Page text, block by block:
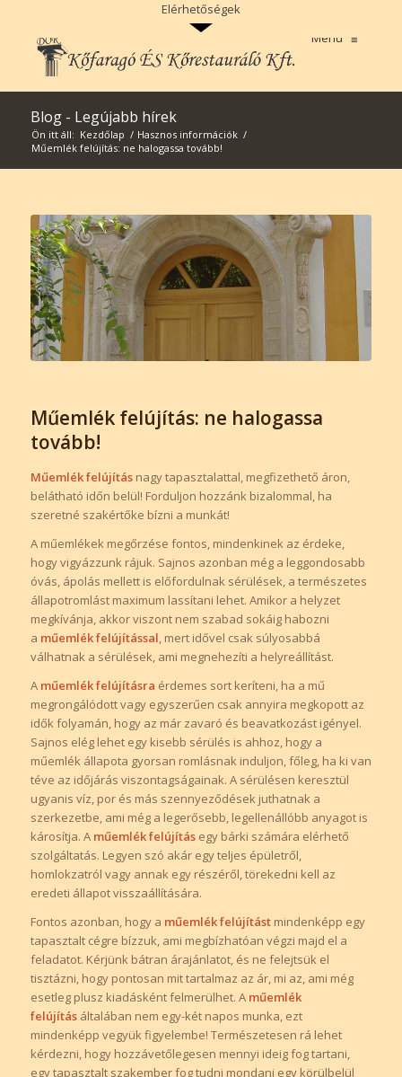
Menu≡
Blog - Legújabb hírek
Ön itt áll: Kezdőlap / Hasznos információk /
Műemlék felújítás: ne halogassa tovább!
Műemlék felújítás: ne halogassa
tovább!
Műemlék felújításnagy tapasztalattal, megfizethető áron,
belátható időn belül! Forduljon hozzánk bizalommal, ha
szeretné szakértőke bízni a munkát!
A műemlékek megőrzése fontos, mindenkinek az érdeke,
hogy vigyázzunk rájuk. Sajnos azonban még a leggondosabb
óvás, ápolás mellett is előfordulnak sérülések, a természetes
állapotromlást maximum lassítani lehet. Amikor a helyzet
megkívánja, akkor viszont nem szabad sokáig habozni
a műemlék felújítással, mert idővel csak súlyosabbá
válhatnak a sérülések, ami megnehezíti a helyreállítást.
Aműemlék felújításra érdemes sort keríteni, ha a mű
megrongálódott vagy egyszerűen csak annyira megkopott az
idők folyamán, hogy az már zavaró és beavatkozást igényel.
Sajnos elég lehet egy kisebb sérülés is ahhoz, hogy a
műemlék állapota gyorsan romlásnak induljon, főleg, ha ki van
téve az időjárás viszontagságainak. A sérülésen keresztül
ugyanis víz, por és más szennyeződések juthatnak a
szerkezetbe, ami még a legerősebb, legellenállóbb anyagot is
károsítja. A műemlék felújításegy bárki számára elérhető
szolgáltatás. Legyen szó akár egy teljes épületről,
homlokzatról vagy annak egy részéről, törekedni kell az
eredeti állapot visszaállítására.
Fontos azonban, hogy a műemlék felújítástmindenképp egy
tapasztalt cégre bízzuk, ami megbízhatóan végzi majd el a
feladatot. Kérjünk bátran árajánlatot, és ne felejtsük el
tisztázni, hogy pontosan mit tartalmaz az ár, mi az, ami még
esetleg plusz kiadásként felmerülhet. A műemlék
felújításáltalában nem egy-két napos munka, ezt
mindenképp vegyük figyelembe! Természetesen rá lehet
kérdezni, hogy hozzávetőlegesen mennyi ideig fog tartani,
egy tapasztalt szakember fog tudni mondani egy körülbelül
Elérhetőségek